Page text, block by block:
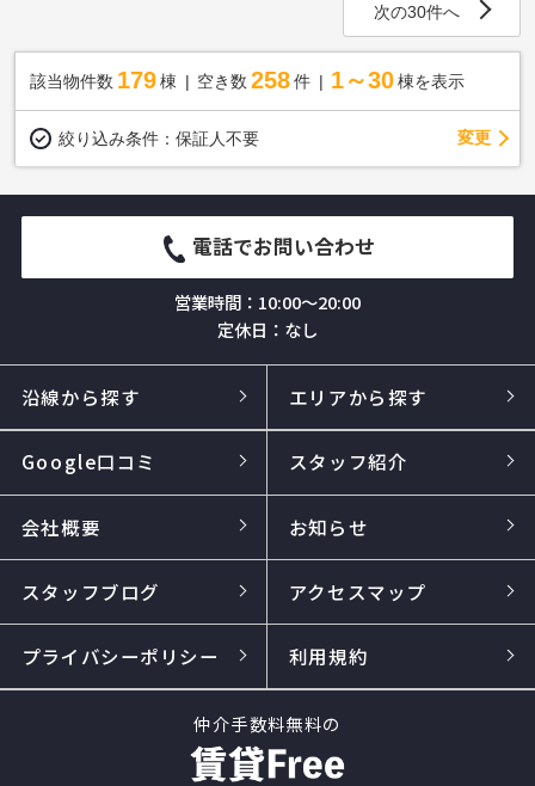
次の30件へ
該当物件数 179棟 空き数 258 件 1～30 棟を表示
絞り込み条件： 保証人不要 変更
電話でお問い合わせ
営業時間：10:00～20:00
定休日：なし
沿線から探す エリアから探す
Google口コミ スタッフ紹介
会社概要 お知らせ
スタッフブログ アクセスマップ
プライバシーポリシー 利用規約
仲介手数料無料の